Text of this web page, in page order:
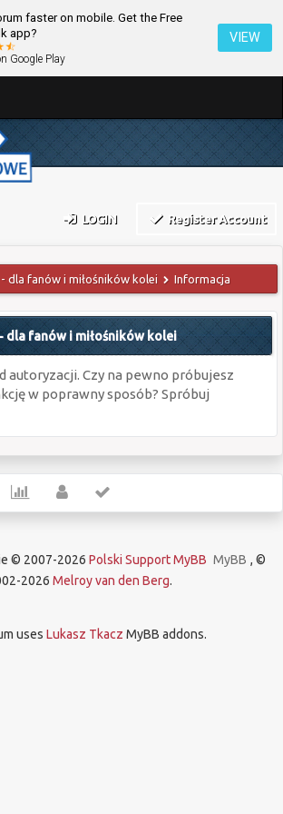
faster on mobile. Get the Free
app?
Google Play
VIEW
LOGIN Register Account
dla fanów i miłośników kolei Informacja
dla fanów i miłośników kolei
autoryzacji. Czy na pewno próbujesz
w poprawny sposób? Spróbuj
© 2007-2026 Polski Support MyBB MyBB , ©
2026 Melroy van den Berg.
uses Lukasz Tkacz MyBB addons.